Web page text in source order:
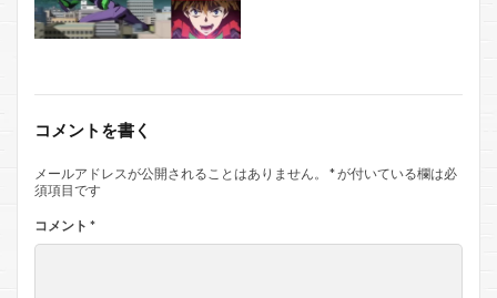
コメントを書く
メールアドレスが公開されることはありません。 *が付いている欄は必
須項目です
コメント *